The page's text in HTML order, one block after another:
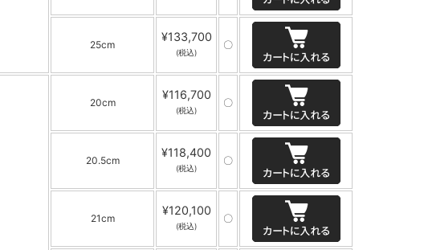
25cm
¥133,700
(税込)
〇
20cm
¥116,700
(税込)
〇
20.5cm
¥118,400
(税込)
〇
21cm
¥120,100
(税込)
〇